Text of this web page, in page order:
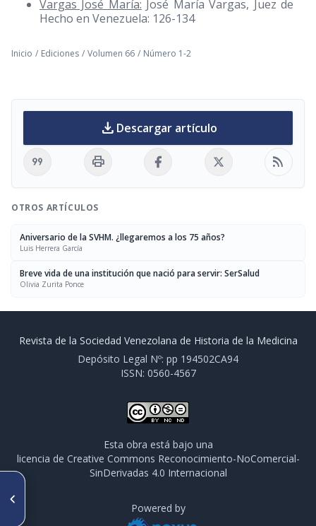
Vargas José María: José María Vargas, Juez de
Hecho en Venezuela: 126-134
Inicio / Ediciones / Volumen 66 / Número 1-2
download Descargar artículo
format_quote print rss_feed
OTROS ARTÍCULOS
Aniversario de la SVHM. ¿llegaremos a los 75 años?
Luis Herrera García
Breve vida de una institución que nació para servir: SerSalud
Olivia Zurita Ponce
polisémica inconclusión,
desde la Antigüedad a la
Revista de la Sociedad Venezolana de Historia de la Medicina
Depósito Legal Nº: pp 194502CA94
ISSN: 0560-4567
Esta obra está bajo una
licencia de Creative Commons Reconocimiento-NoComercial-
SinDerivadas 4.0 Internacional
Powered by